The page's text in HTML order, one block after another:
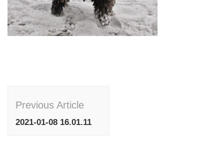
Navigation
Previous Article
2021-01-08 16.01.11